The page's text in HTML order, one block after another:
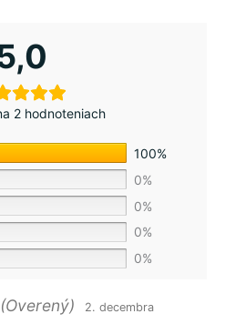
2 hodnoteniach
100%
0%
0%
0%
0%
(Overený)
2. decembra